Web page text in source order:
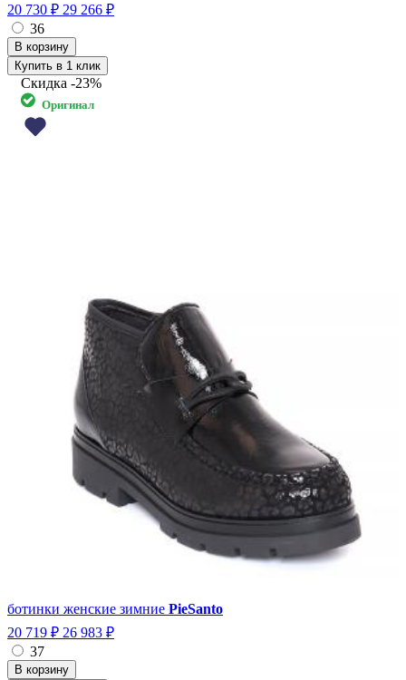
20 730 ₽ 29 266 ₽
36
Купить в 1 клик
Скидка -23%
Оригинал
ботинки женские зимние PieSanto
20 719 ₽ 26 983 ₽
37